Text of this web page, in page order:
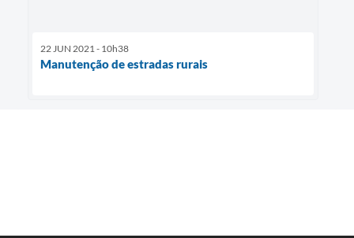
22 JUN 2021 - 10h38
Manutenção de estradas rurais